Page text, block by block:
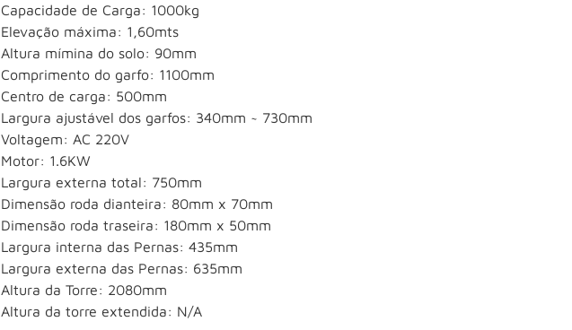
Capacidade de Carga: 1000kg
Elevação máxima: 1,60mts
Altura mímina do solo: 90mm
Comprimento do garfo: 1100mm
Centro de carga: 500mm
Largura ajustável dos garfos: 340mm ~ 730mm
Voltagem: AC 220V
Motor: 1.6KW
Largura externa total: 750mm
Dimensão roda dianteira: 80mm x 70mm
Dimensão roda traseira: 180mm x 50mm
Largura interna das Pernas: 435mm
Largura externa das Pernas: 635mm
Altura da Torre: 2080mm
Altura da torre extendida: N/A